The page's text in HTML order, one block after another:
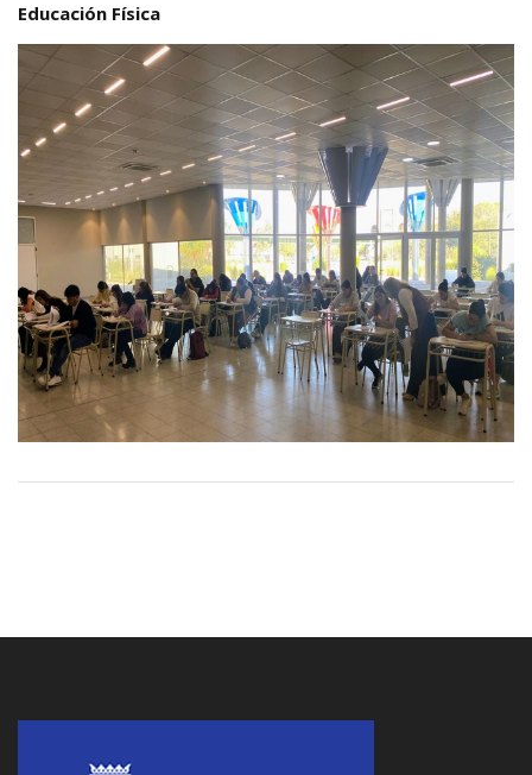
Educación Física